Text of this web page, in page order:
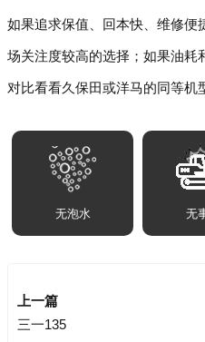
如果追求保值、回本快、维修便
场关注度较高的选择；如果油耗
对比看看久保田或洋马的同等机
无泡水 无
上一篇
三一135